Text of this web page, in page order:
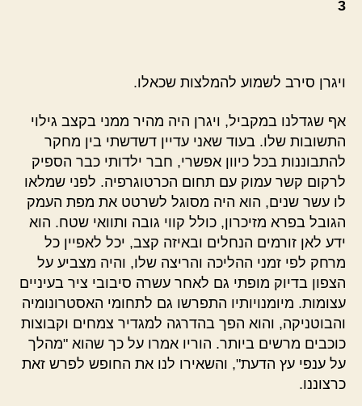
3
ויגרן סירב לשמוע להמלצות שכאלו.
אף שגדלנו במקביל, ויגרן היה מהיר ממני בקצב גילוי
התשובות שלו. בעוד שאני עדיין דשדשתי בין מחקר
להתבוננות בכל כיוון אפשרי, חבר ילדותי כבר הספיק
לרקום קשר עמוק עם תחום הכרטוגרפיה. לפני שמלאו
לו עשר שנים, הוא היה מסוגל לשרטט את מפת העמק
הגובל בפרא מזיכרון, כולל קווי גובה ותוואי שטח. הוא
ידע לאן זורמים הנחלים ובאיזה קצב, יכל לאפיין כל
מרחק לפי זמני ההליכה והריצה שלו, והיה מצביע על
הצפון בדיוק מופתי גם לאחר עשרה סיבובי ציר בעיניים
עצומות. מיומנויותיו התפרשו גם לתחומי האסטרונומיה
והבוטניקה, והוא הפך בהדרגה למגדיר צמחים וקבוצות
כוכבים מרשים ביותר. הוריו אמרו על כך שהוא "מהלך
על ענפי עץ הדעת", והשאירו לנו את החופש לפרש זאת
כרצוננו.